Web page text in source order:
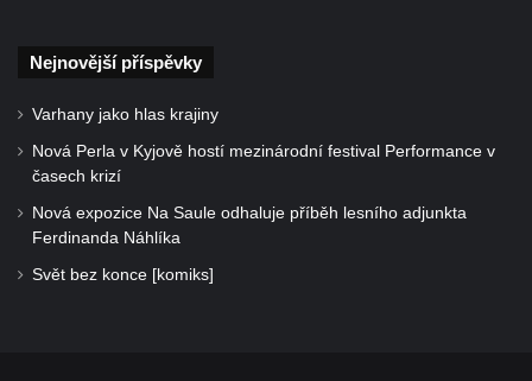
Nejnovější příspěvky
Varhany jako hlas krajiny
Nová Perla v Kyjově hostí mezinárodní festival Performance v
časech krizí
Nová expozice Na Saule odhaluje příběh lesního adjunkta
Ferdinanda Náhlíka
Svět bez konce [komiks]